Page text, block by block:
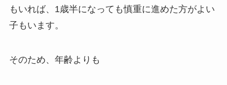
もいれば、1歳半になっても慎重に進めた方がよい
子もいます。
そのため、年齢よりも